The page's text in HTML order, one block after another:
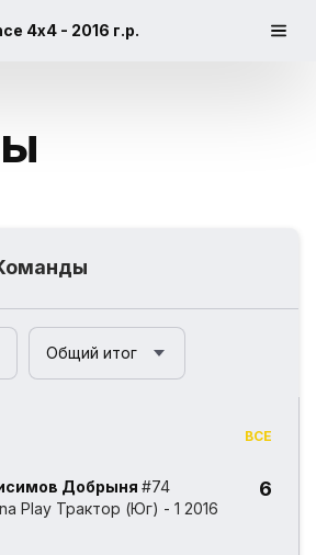
4х4 - 2016 г.р.
Общий итог
ВСЕ
Добрыня #74
Play Трактор (Юг) - 1 2016
6